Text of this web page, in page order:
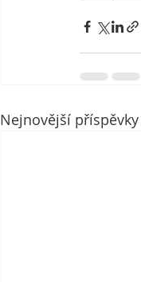
Nejnovější příspěvky